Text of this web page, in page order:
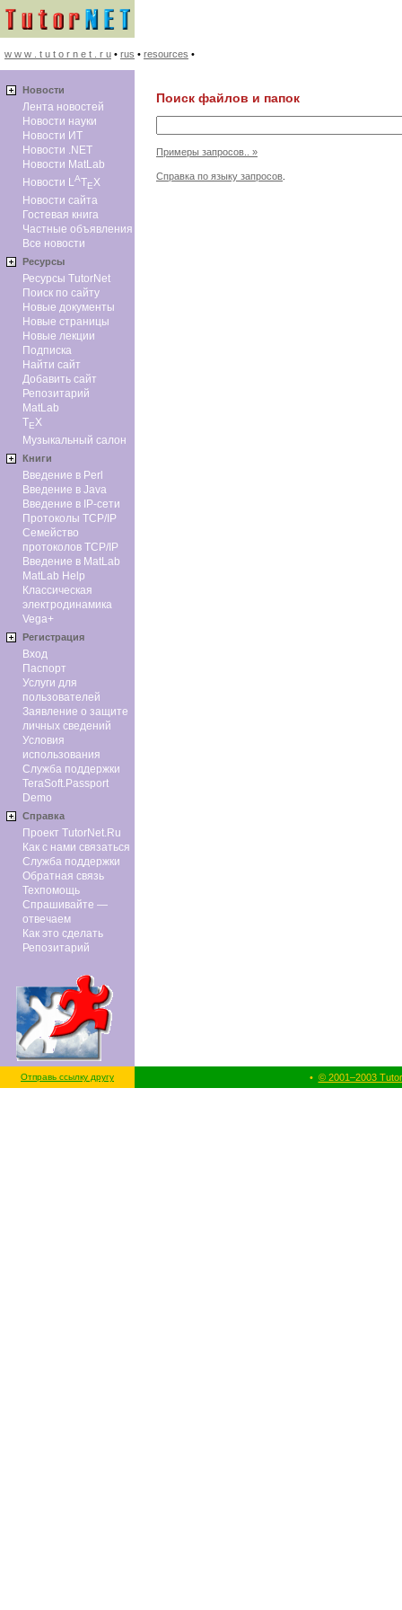
w w w . t u t o r n e t . r u • rus • resources •
Новоcти
Лента новостей
Новости науки
Новости ИТ
Новости .NET
Новости MatLab
Новости LATEX
Новости сайта
Гостевая книга
Частные объявления
Все новости
Ресурсы
Ресурсы TutorNet
Поиск по сайту
Новые документы
Новые страницы
Новые лекции
Подписка
Найти сайт
Добавить сайт
Репозитарий
MatLab
TEX
Музыкальный салон
Книги
Введение в Perl
Введение в Java
Введение в IP-сети
Протоколы TCP/IP
Семейство
протоколов TCP/IP
Введение в MatLab
MatLab Help
Классическая
электродинамика
Vega+
Регистрация
Вход
Паспорт
Услуги для
пользователей
Заявление о защите
личных сведений
Условия
использования
Служба поддержки
TeraSoft.Passport
Demo
Справка
Проект TutorNet.Ru
Как с нами связаться
Служба поддержки
Обратная связь
Техпомощь
Спрашивайте —
отвечаем
Как это сделать
Репозитарий
Поиск файлов и папок
Примеры запросов.. »
Справка по языку запросов.
Отправь ссылку другу • © 2001–2003